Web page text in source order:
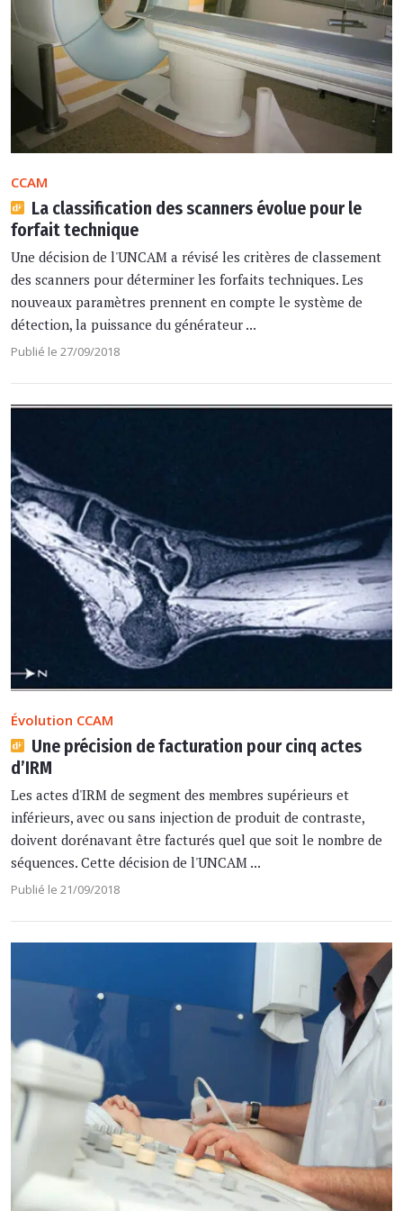
CCAM
La classification des scanners évolue pour le
forfait technique
Une décision de l'UNCAM a révisé les critères de classement
des scanners pour déterminer les forfaits techniques. Les
nouveaux paramètres prennent en compte le système de
détection, la puissance du générateur ...
Publié le 27/09/2018
Évolution CCAM
Une précision de facturation pour cinq actes
d’IRM
Les actes d'IRM de segment des membres supérieurs et
inférieurs, avec ou sans injection de produit de contraste,
doivent dorénavant être facturés quel que soit le nombre de
séquences. Cette décision de l'UNCAM ...
Publié le 21/09/2018